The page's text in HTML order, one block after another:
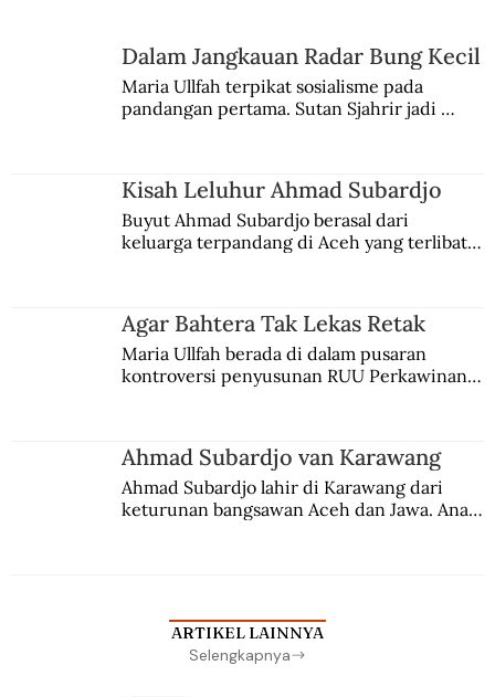
Panas dan Hujan Melanda, Payung
Dalam Jangkauan Radar Bung Kecil
Maria Ullfah terpikat sosialisme pada
pandangan pertama. Sutan Sjahrir jadi
Kisah Leluhur Ahmad Subardjo
Buyut Ahmad Subardjo berasal dari
keluarga terpandang di Aceh yang terlibat
Agar Bahtera Tak Lekas Retak
Maria Ullfah berada di dalam pusaran
kontroversi penyusunan RUU Perkawinan.
Ahmad Subardjo van Karawang
Ahmad Subardjo lahir di Karawang dari
keturunan bangsawan Aceh dan Jawa. Anak
ARTIKEL LAINNYA
Selengkapnya